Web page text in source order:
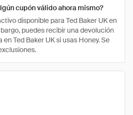
cupón válido ahora mismo?
disponible para Ted Baker UK en
puedes recibir una devolución
Ted Baker UK si usas Honey. Se